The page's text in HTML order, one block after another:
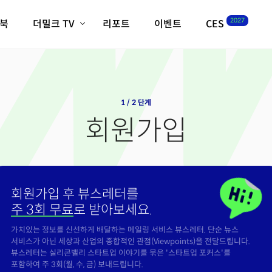
더밀크 TV
크리스의 뉴욕 시그널
밸리토크
리포트 이벤트 CES 2027
1 / 2 단계
회원가입
회원가입 후 뷰스레터를
주 3회 무료로 받아보세요.
가치있는 정보를 신선하게 배달하는 메일링 서비스 뷰스레터. 단순 뉴스
서비스가 아닌 세상과 산업의 종합적인 관점(Viewpoints)을 전달드립니다.
뷰스레터는 실리콘밸리 스타트업 이야기를 묶은 '스타트업 포커스'를
포함하여 주 3회(월, 수, 금) 보내드립니다.